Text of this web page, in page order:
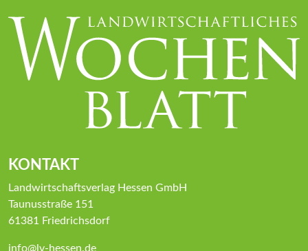
KONTAKT
Landwirtschaftsverlag Hessen GmbH
Taunusstraße 151
61381 Friedrichsdorf
info@lv-hessen.de